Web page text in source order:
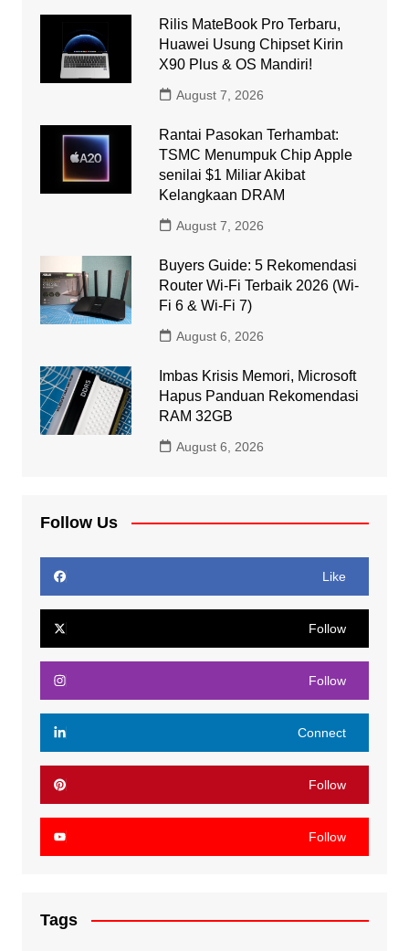
Rilis MateBook Pro Terbaru,
Huawei Usung Chipset Kirin
X90 Plus & OS Mandiri!
August 7, 2026
Rantai Pasokan Terhambat:
TSMC Menumpuk Chip Apple
senilai $1 Miliar Akibat
Kelangkaan DRAM
August 7, 2026
Buyers Guide: 5 Rekomendasi
Router Wi-Fi Terbaik 2026 (Wi-
Fi 6 & Wi-Fi 7)
August 6, 2026
Imbas Krisis Memori, Microsoft
Hapus Panduan Rekomendasi
RAM 32GB
August 6, 2026
Follow Us
Like
Follow
Follow
Connect
Follow
Follow
Tags